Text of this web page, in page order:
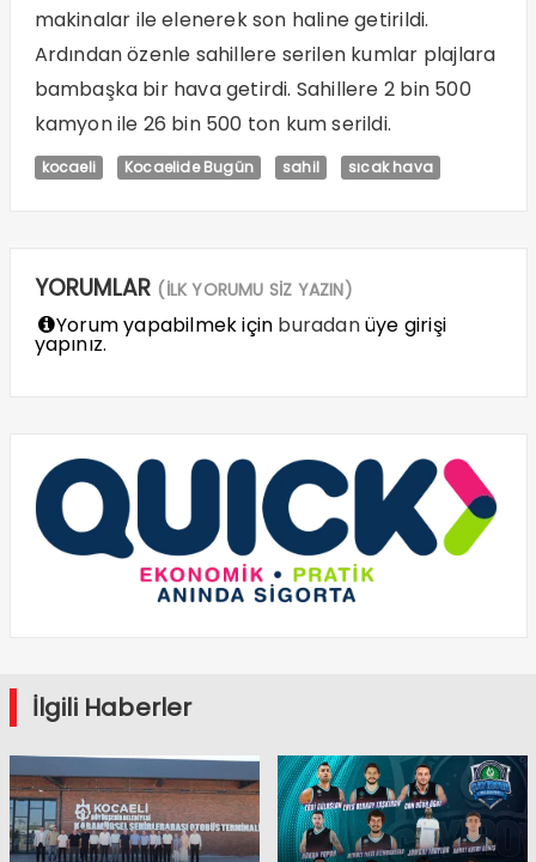
makinalar ile elenerek son haline getirildi.
Ardından özenle sahillere serilen kumlar plajlara
bambaşka bir hava getirdi. Sahillere 2 bin 500
kamyon ile 26 bin 500 ton kum serildi.
kocaeli Kocaelide Bugün sahil sıcak hava
YORUMLAR (İLK YORUMU SİZ YAZIN)
Yorum yapabilmek için buradanüye girişi
yapınız.
İlgili Haberler